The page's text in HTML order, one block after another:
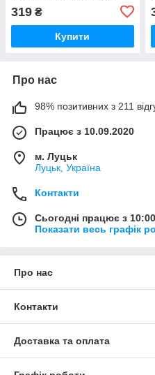
319 ₴
Купити
Про нас
98% позитивних з 211
Працює з 10.09.2020
м. Луцьк
Луцьк, Україна
Контакти
Сьогодні працює з
Показати весь графік
Про нас
Контакти
Доставка та оплата